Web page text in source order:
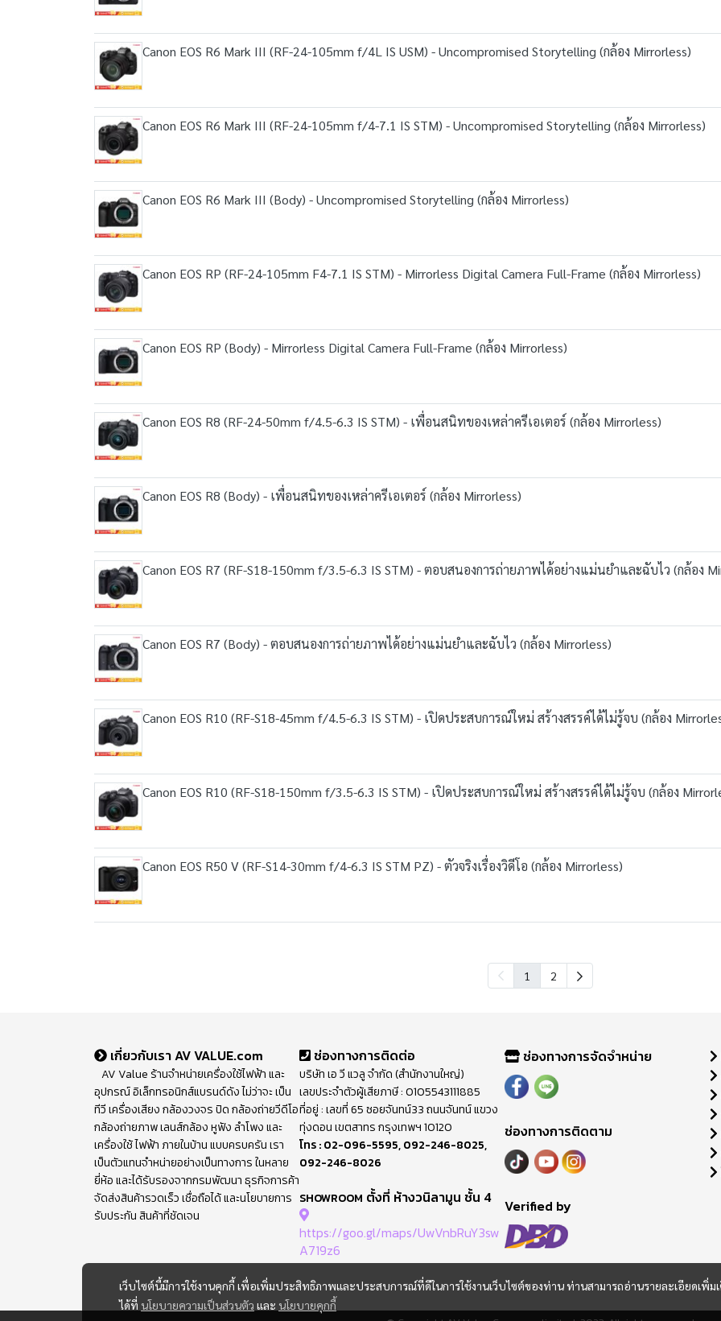
Canon EOS R6 Mark III (RF-24-105mm f/4L IS USM) - Uncompromised Storytelling (กล้อง Mirrorless)
Canon EOS R6 Mark III (RF-24-105mm f/4-7.1 IS STM) - Uncompromised Storytelling (กล้อง Mirrorless)
Canon EOS R6 Mark III (Body) - Uncompromised Storytelling (กล้อง Mirrorless)
Canon EOS RP (RF-24-105mm F4-7.1 IS STM) - Mirrorless Digital Camera Full-Frame (กล้อง Mirrorless)
Canon EOS RP (Body) - Mirrorless Digital Camera Full-Frame (กล้อง Mirrorless)
Canon EOS R8 (RF-24-50mm f/4.5-6.3 IS STM) - เพื่อนสนิทของเหล่าครีเอเตอร์ (กล้อง Mirrorless)
Canon EOS R8 (Body) - เพื่อนสนิทของเหล่าครีเอเตอร์ (กล้อง Mirrorless)
Canon EOS R7 (RF-S18-150mm f/3.5-6.3 IS STM) - ตอบสนองการถ่ายภาพได้อย่างแม่นยำและฉับไว (กล้อง
Canon EOS R7 (Body) - ตอบสนองการถ่ายภาพได้อย่างแม่นยำและฉับไว (กล้อง Mirrorless)
Canon EOS R10 (RF-S18-45mm f/4.5-6.3 IS STM) - เปิดประสบการณ์ใหม่ สร้างสรรค์ได้ไม่รู้จบ (กล้อง
Canon EOS R10 (RF-S18-150mm f/3.5-6.3 IS STM) - เปิดประสบการณ์ใหม่ สร้างสรรค์ได้ไม่รู้จบ (กล้อง
Canon EOS R50 V (RF-S14-30mm f/4-6.3 IS STM PZ) - ตัวจริงเรื่องวิดีโอ (กล้อง Mirrorless)
1 2
เว็บไซต์นี้มีการใช้งานคุกกี้ เพื่อเพิ่มประสิทธิภาพและประสบการณ์ที่ดีในการใช้งานเว็บไซต์ของท่าน ท่านสามารถอ่านรายละเอียดเพิ่ม
ได้ที่ นโยบายความเป็นส่วนตัว และ นโยบายคุกกี้
เกี่ยวกับเรา AV VALUE.com
AV Value ร้านจำหน่ายเครื่องใช้ไฟฟ้า และ
อุปกรณ์ อิเล็กทรอนิกส์แบรนด์ดัง ไม่ว่าจะ เป็น
ทีวี เครื่องเสียง กล้องวงจร ปิด กล้องถ่ายวีดีโอ
กล้องถ่ายภาพ เลนส์กล้อง หูฟัง ลำโพง และ
เครื่องใช้ ไฟฟ้า ภายในบ้าน แบบครบครัน เรา
เป็นตัวแทนจำหน่ายอย่างเป็นทางการ ในหลาย
ยี่ห้อ และได้รับรองจากกรมพัฒนา ธุรกิจการค้า
จัดส่งสินค้ารวดเร็ว เชื่อถือได้ และนโยบายการ
รับประกัน สินค้าที่ชัดเจน
ช่องทางการติดต่อ
บริษัท เอ วี แวลู จำกัด (สำนักงานใหญ่)
เลขประจำตัวผู้เสียภาษี : 0105543111885
ที่อยู่ : เลขที่ 65 ซอยจันทน์33 ถนนจันทน์ แขวง
ทุ่งดอน เขตสาทร กรุงเทพฯ 10120
โทร :02-096-5595,092-246-8025,
092-246-8026
SHOWROOM ตั้งที่ ห้างวนิลามูน ชั้น 4
https://goo.gl/maps/UwVnbRuY3sw
A719z6
ช่องทางการจัดจำหน่าย
ช่องทางการติดตาม
Verified by